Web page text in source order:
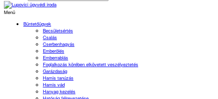
Menü
Büntetőügyek
Becsületsértés
Csalás
Cserbenhagyás
Emberölés
Emberrablás
Foglalkozás körében elkövetett veszélyeztetés
Garázdaság
Hamis tanúzás
Hamis vád
Hanyag kezelés